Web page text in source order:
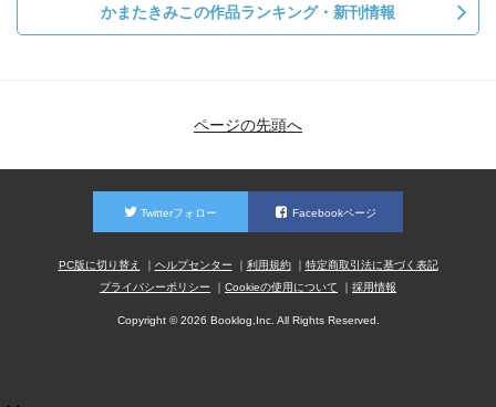
かまたきみこの作品ランキング・新刊情報
ページの先頭へ
Twitterフォロー Facebookページ
PC版に切り替え ヘルプセンター 利用規約
特定商取引法に基づく表記
プライバシーポリシー
Cookieの使用について 採用情報
Copyright © 2026 Booklog,Inc. All Rights Reserved.